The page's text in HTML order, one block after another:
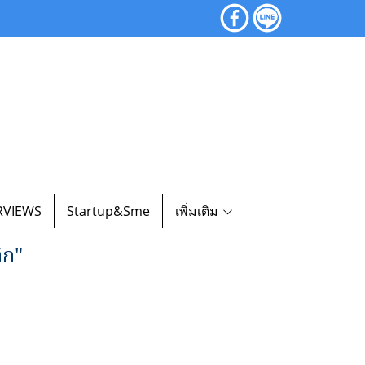
Startup&Sme เพิ่มเติม
"